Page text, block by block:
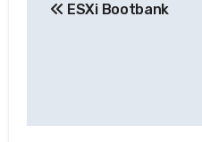
ESXi Bootbank